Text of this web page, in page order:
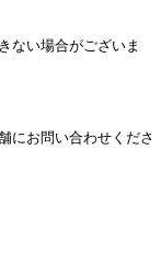
ない場合がございま
にお問い合わせくださ